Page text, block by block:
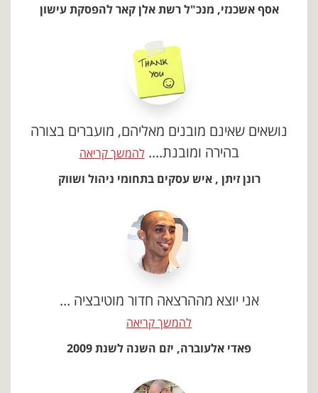
אסף אשכנזי, מנכ"ל רשת אלן קאר להפסקת עישון
נושאים שאינם מובנים מאליהם, מועברים בצורה
בהירה ומובנת....להמשך קריאה
רונן זיתן , איש עסקים בתחומי ניהול ושווק
אני יוצא מההרצאה חדור מוטיבציה ...
להמשך קריאה
פאדי אלעוברה, יזם השנה לשנת 2009